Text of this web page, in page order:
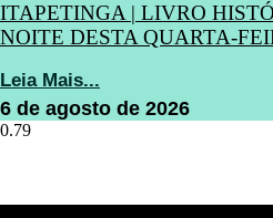
ITAPETINGA | LIVRO
NOITE DESTA QUARTA-
Leia Mais...
6 de agosto de 2026